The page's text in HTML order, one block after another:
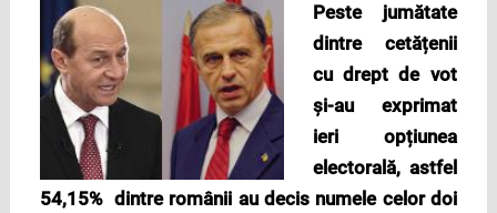
Peste jumătate
dintre cetățenii
cu drept de vot
și-au exprimat
ieri opțiunea
electorală, astfel
54,15% dintre românii au decis numele celor doi